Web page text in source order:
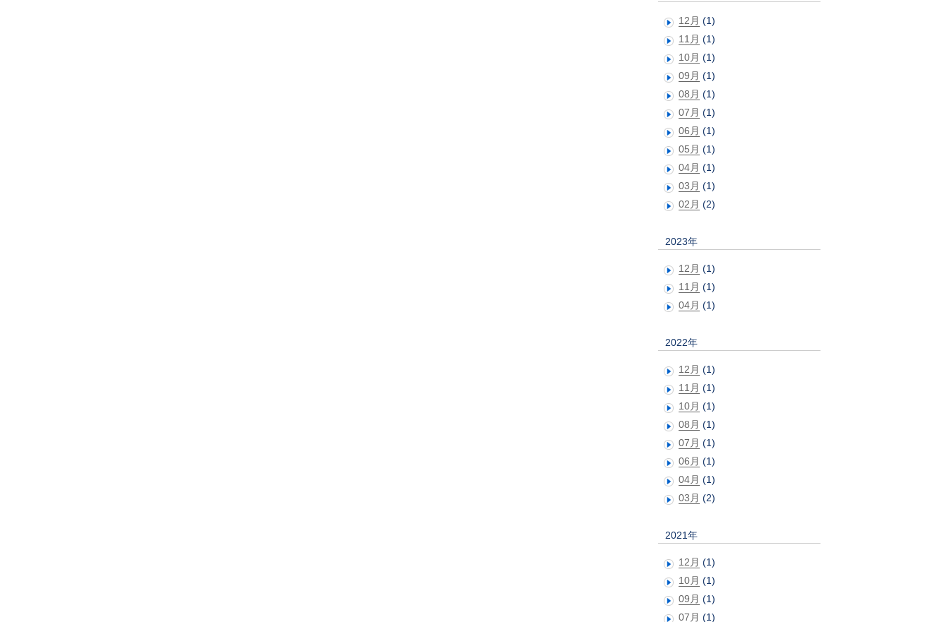
12月 (1)
11月 (1)
10月 (1)
09月 (1)
08月 (1)
07月 (1)
06月 (1)
05月 (1)
04月 (1)
03月 (1)
02月 (2)
2023年
12月 (1)
11月 (1)
04月 (1)
2022年
12月 (1)
11月 (1)
10月 (1)
08月 (1)
07月 (1)
06月 (1)
04月 (1)
03月 (2)
2021年
12月 (1)
10月 (1)
09月 (1)
07月 (1)